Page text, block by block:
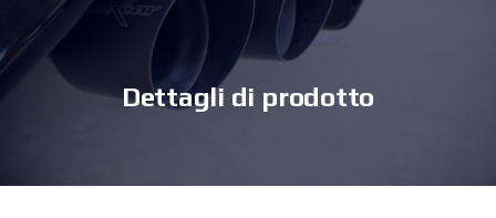
Dettagli di prodotto